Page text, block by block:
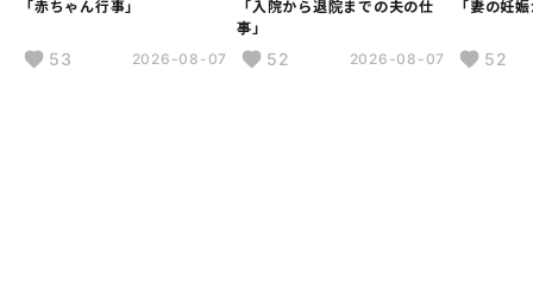
「赤ちゃん行事」
53 2026-08-07
「入院から退院までの夫の仕
事」
52 2026-08-07
「妻の妊
52